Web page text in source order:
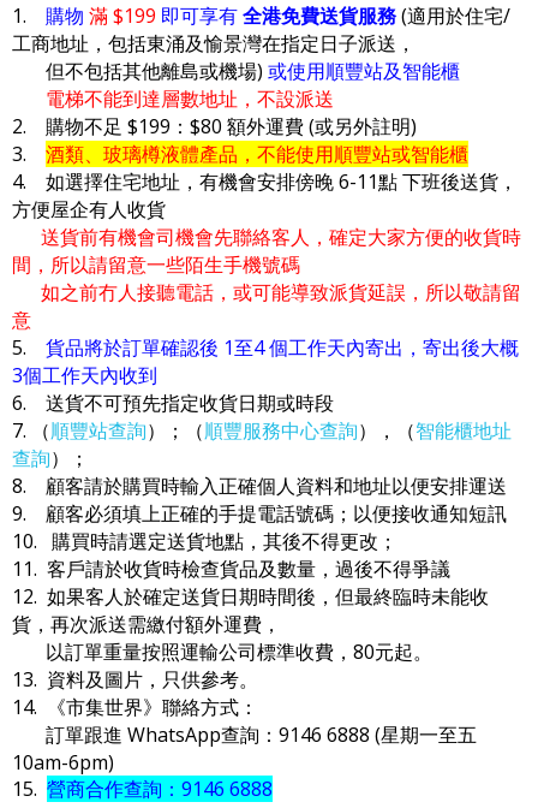
1. 購物 滿 $199 即可享有全港免費送貨服務(適用於住宅/
工商地址，包括東涌及愉景灣在指定日子派送，
但不包括其他離島或機場) 或使用順豐站及智能櫃
電梯不能到達層數地址，不設派送
2. 購物不足 $199：$80 額外運費 (或另外註明)
3. 酒類、玻璃樽液體產品，不能使用順豐站或智能櫃
4. 如選擇住宅地址，有機會安排傍晚 6-11點 下班後送貨，
方便屋企有人收貨
送貨前有機會司機會先聯絡客人，確定大家方便的收貨時
間，所以請留意一些陌生手機號碼
如之前冇人接聽電話，或可能導致派貨延誤，所以敬請留
意
5. 貨品將於訂單確認後 1至4 個工作天內寄出，寄出後大概
3個工作天內收到
6. 送貨不可預先指定收貨日期或時段
7. （順豐站查詢）；（順豐服務中心查詢），（智能櫃地址
查詢）；
8. 顧客請於購買時輸入正確個人資料和地址以便安排運送
9. 顧客必須填上正確的手提電話號碼；以便接收通知短訊
10. 購買時請選定送貨地點，其後不得更改；
11. 客戶請於收貨時檢查貨品及數量，過後不得爭議
12. 如果客人於確定送貨日期時間後，但最終臨時未能收
貨，再次派送需繳付額外運費，
以訂單重量按照運輸公司標準收費，80元起。
13. 資料及圖片，只供參考。
14. 《市集世界》聯絡方式：
訂單跟進 WhatsApp查詢：9146 6888 (星期一至五
10am-6pm)
15. 營商合作查詢：9146 6888